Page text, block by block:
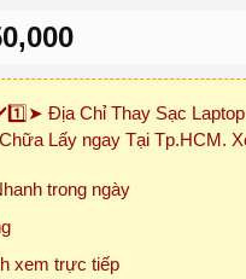
Khoảng
₫150,000
đến
₫450,000
Địa Chỉ Thay Sạc
Lấy ngay Tại Tp.HCM.
trong ngày
xem trực tiếp